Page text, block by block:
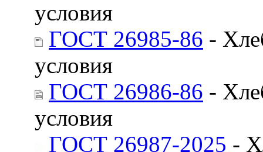
условия
ГОСТ 26985-86 -
условия
ГОСТ 26986-86 -
условия
ГОСТ 26987-2025 -